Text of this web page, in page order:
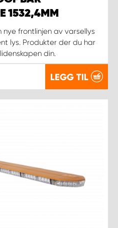
1532,4MM
nye frontlinjen av varsellys
lys. Produkter der du har
din.
LEGG TIL